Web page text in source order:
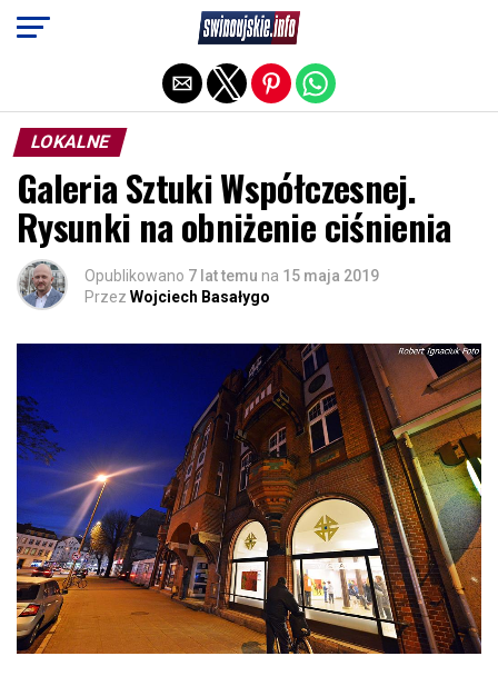
LOKALNE
Galeria Sztuki Współczesnej.
Rysunki na obniżenie ciśnienia
Opublikowano 7 lat temu na 15 maja 2019
Przez Wojciech Basałygo
Exit mobile version